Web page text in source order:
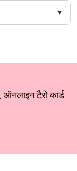
टैरो कार्ड